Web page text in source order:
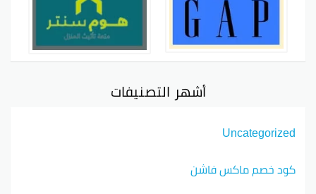
أشهر التصنيفات
Uncategorized
كود خصم ماكس فاشن